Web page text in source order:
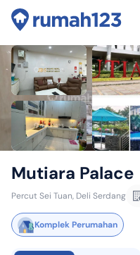
Mutiara Palace
Percut Sei Tuan, Deli Serdang
Komplek Perumahan